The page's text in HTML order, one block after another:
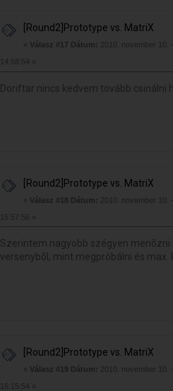
[Round2]Prototype vs. MatriX
« Válasz #17 Dátum:
2010. november 10. -
14:58:54 »
Doriftar nincs kedvem tovább csinálni
[Round2]Prototype vs. MatriX
« Válasz #18 Dátum:
2010. november 10. -
15:57:56 »
Szerintem nagyobb szégyen
versenybõl, mint megpróbálni és max.
[Round2]Prototype vs. MatriX
« Válasz #19 Dátum:
2010. november 10. -
16:15:54 »